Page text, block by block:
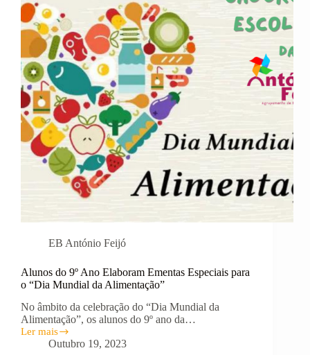
EB António Feijó
Alunos do 9º Ano Elaboram Ementas Especiais para
o “Dia Mundial da Alimentação”
No âmbito da celebração do “Dia Mundial da
Alimentação”, os alunos do 9º ano da…
Ler mais
Alunos
Outubro 19, 2023